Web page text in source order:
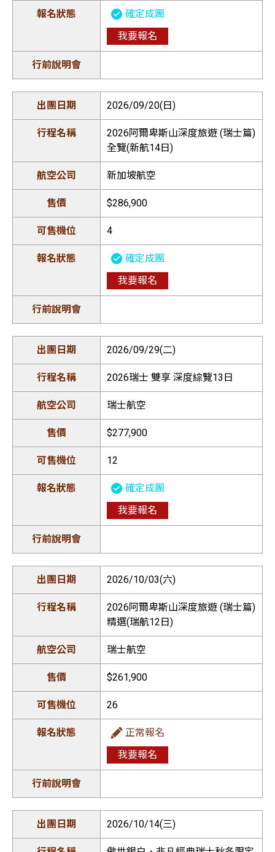
確定成團
我要報名
2026/09/20(日)
2026阿爾卑斯山深度旅遊 (瑞士篇)
全覽(新航14日)
新加坡航空
$286,900
4
確定成團
我要報名
2026/09/29(二)
2026瑞士 雙享 深度綜覽13日
瑞士航空
$277,900
12
確定成團
我要報名
2026/10/03(六)
2026阿爾卑斯山深度旅遊 (瑞士篇)
精選(瑞航12日)
瑞士航空
$261,900
26
正常報名
我要報名
2026/10/14(三)